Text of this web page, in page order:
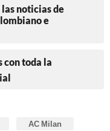
noticias de
e
con toda la
AC Milan